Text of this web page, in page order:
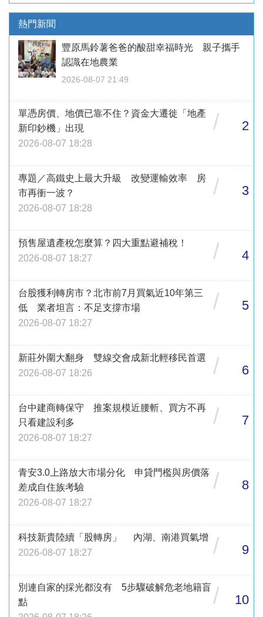
熱門新聞
豐原馬鈴薯爸爸的酸甜幸福時光 親子攜手
認識在地農業
2026-08-07 21:49
單憑房價、地價已靠不住？資金大遷徙「地產
新印鈔機」出現
2026-08-07 18:28
/ 2
專題／高鐵史上最大升級 改變運輸效率 房
市再衝一波？
2026-08-07 18:28
/ 3
預售屋遺產稅怎麼算？四大重點避補稅！
2026-08-07 18:27
/ 4
台股獲利轉房市？北市前7月買氣近10年第三
低 業者坦言：不足支撐市場
2026-08-07 18:27
/ 5
新莊外圍大翻身 雙線交會成新北輕移民首選
2026-08-07 18:26
/ 6
台中建商轉保守 推案規模近腰斬、買方不再
只看建設利多
2026-08-07 18:27
/ 7
青安3.0上路放大市場分化 申貸門檻與房價落
差成自住族考驗
2026-08-07 18:27
/ 8
科技新貴陸續「股轉房」 內湖、南港買氣增
2026-08-07 18:27
/ 9
別連自家的採光都沒有 5步驟破解危老地籍盲
點
/ 10